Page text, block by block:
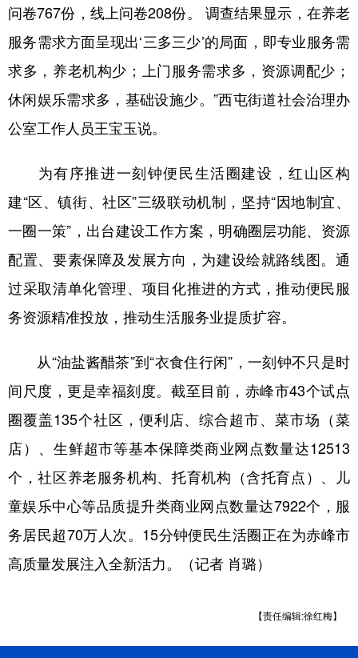
问卷767份，线上问卷208份。 调查结果显示，在养老
服务需求方面呈现出‘三多三少’的局面，即专业服务需
求多，养老机构少；上门服务需求多，资源调配少；
休闲娱乐需求多，基础设施少。”西屯街道社会治理办
公室工作人员王宝玉说。
为有序推进一刻钟便民生活圈建设，红山区构
建“区、镇街、社区”三级联动机制，坚持“因地制宜、
一圈一策”，出台建设工作方案，明确圈层功能、资源
配置、要素保障及发展方向，为建设绘就路线图。通
过采取清单化管理、项目化推进的方式，推动便民服
务资源精准投放，推动生活服务业提质扩容。
从“油盐酱醋茶”到“衣食住行闲”，一刻钟不只是时
间尺度，更是幸福刻度。截至目前，赤峰市43个试点
圈覆盖135个社区，便利店、综合超市、菜市场（菜
店）、生鲜超市等基本保障类商业网点数量达12513
个，社区养老服务机构、托育机构（含托育点）、儿
童娱乐中心等品质提升类商业网点数量达7922个，服
务居民超70万人次。15分钟便民生活圈正在为赤峰市
高质量发展注入全新活力。（记者 肖璐）
【责任编辑:徐红梅】